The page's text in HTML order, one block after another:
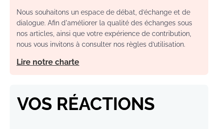
Nous souhaitons un espace de débat, d’échange et de
dialogue. Afin d'améliorer la qualité des échanges sous
nos articles, ainsi que votre expérience de contribution,
nous vous invitons à consulter nos règles d’utilisation.
Lire notre charte
VOS RÉACTIONS